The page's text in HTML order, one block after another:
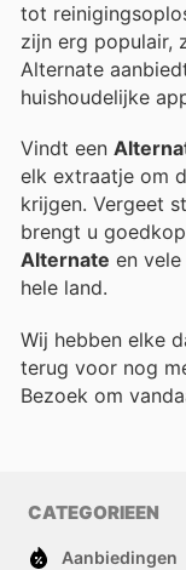
tot
zijn erg populair,
Alternate
huishoudelijke
Vindt een
elk extraatje om
krijgen. Vergeet
brengt u
Alternate en
hele land.
Wij hebben elke
terug voor nog
Bezoek om
CATEGORIEEN
Aanbiedingen